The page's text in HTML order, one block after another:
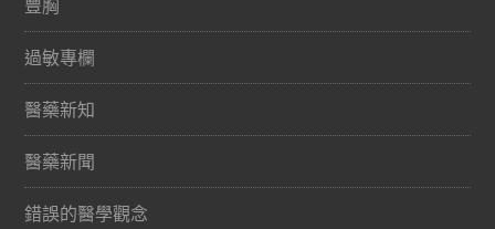
豐胸
過敏專欄
醫藥新知
醫藥新聞
錯誤的醫學觀念